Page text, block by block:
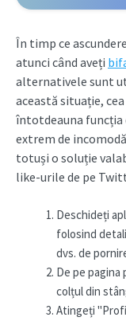
În timp ce
atunci când aveți
alternativele sunt
această situație,
întotdeauna funcția
extrem de
totuși o soluție
like-urile de pe
Deschideți
folosind
dvs. de
De pe
colțul din
Atingeți